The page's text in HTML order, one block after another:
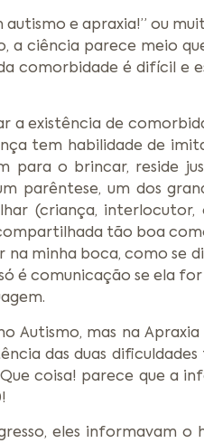
e apraxia!” ou
a ciência parece meio
comorbidade é difícil e
a existência de
tem habilidade de
para o brincar, reside
parêntese, um dos
(criança,
tão boa
minha boca, como se
é comunicação se ela
Autismo, mas na
das duas dificuldades
coisa! parece que a
eles informavam o